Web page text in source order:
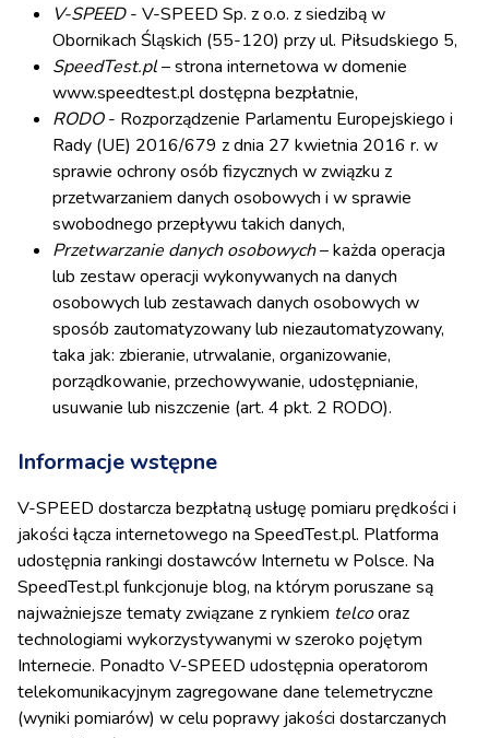
V-SPEED- V-SPEED Sp. z o.o. z siedzibą w
Obornikach Śląskich (55-120) przy ul. Piłsudskiego 5,
SpeedTest.pl– strona internetowa w domenie
www.speedtest.pl dostępna bezpłatnie,
RODO- Rozporządzenie Parlamentu Europejskiego i
Rady (UE) 2016/679 z dnia 27 kwietnia 2016 r. w
sprawie ochrony osób fizycznych w związku z
przetwarzaniem danych osobowych i w sprawie
swobodnego przepływu takich danych,
Przetwarzanie danych osobowych– każda operacja
lub zestaw operacji wykonywanych na danych
osobowych lub zestawach danych osobowych w
sposób zautomatyzowany lub niezautomatyzowany,
taka jak: zbieranie, utrwalanie, organizowanie,
porządkowanie, przechowywanie, udostępnianie,
usuwanie lub niszczenie (art. 4 pkt. 2 RODO).
Informacje wstępne
V-SPEED dostarcza bezpłatną usługę pomiaru prędkości i
jakości łącza internetowego na SpeedTest.pl. Platforma
udostępnia rankingi dostawców Internetu w Polsce. Na
SpeedTest.pl funkcjonuje blog, na którym poruszane są
najważniejsze tematy związane z rynkiem telcooraz
technologiami wykorzystywanymi w szeroko pojętym
Internecie. Ponadto V-SPEED udostępnia operatorom
telekomunikacyjnym zagregowane dane telemetryczne
(wyniki pomiarów) w celu poprawy jakości dostarczanych